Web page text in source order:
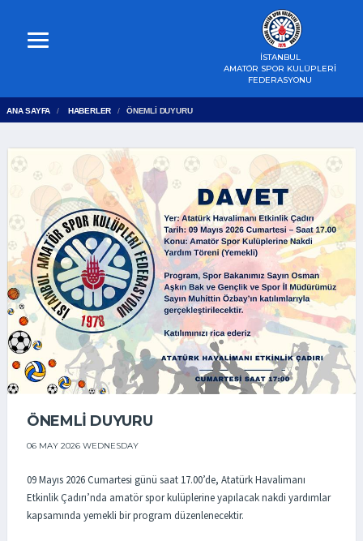
İSTANBUL
AMATÖR SPOR KULÜPLERİ
FEDERASYONU
ANA SAYFA HABERLER ÖNEMLİ DUYURU
ÖNEMLİ DUYURU
06 MAY 2026 WEDNESDAY
09 Mayıs 2026 Cumartesi günü saat 17.00’de, Atatürk Havalimanı
Etkinlik Çadırı’nda amatör spor kulüplerine yapılacak nakdi yardımlar
kapsamında yemekli bir program düzenlenecektir.